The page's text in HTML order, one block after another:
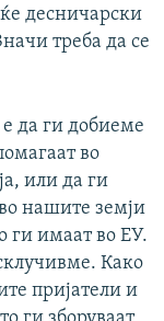
десничарски
треба да се
да ги добиеме
во
или да ги
нашите земји
ги имаат во ЕУ.
Како
пријатели и